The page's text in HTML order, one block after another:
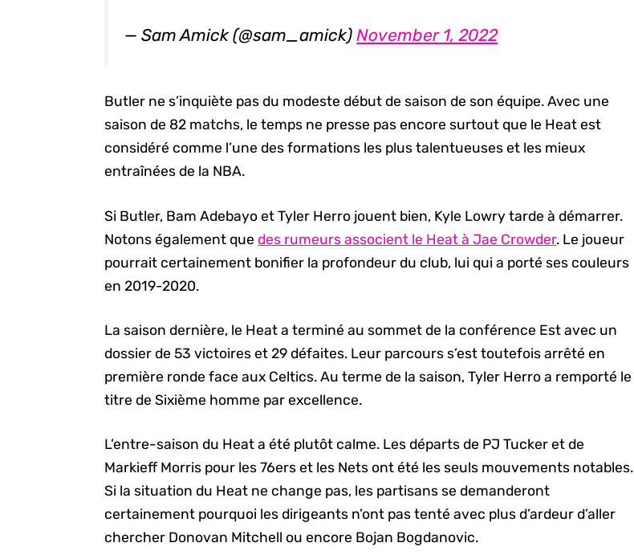
— Sam Amick (@sam_amick)November 1, 2022
Butler ne s’inquiète pas du modeste début de saison de son équipe. Avec une
saison de 82 matchs, le temps ne presse pas encore surtout que le Heat est
considéré comme l’une des formations les plus talentueuses et les mieux
entraînées de la NBA.
Si Butler, Bam Adebayo et Tyler Herro jouent bien, Kyle Lowry tarde à démarrer.
Notons également quedes rumeurs associent le Heat à Jae Crowder. Le joueur
pourrait certainement bonifier la profondeur du club, lui qui a porté ses couleurs
en 2019-2020.
La saison dernière, le Heat a terminé au sommet de la conférence Est avec un
dossier de 53 victoires et 29 défaites. Leur parcours s’est toutefois arrêté en
première ronde face aux Celtics. Au terme de la saison, Tyler Herro a remporté le
titre de Sixième homme par excellence.
L’entre-saison du Heat a été plutôt calme. Les départs de PJ Tucker et de
Markieff Morris pour les 76ers et les Nets ont été les seuls mouvements notables.
Si la situation du Heat ne change pas, les partisans se demanderont
certainement pourquoi les dirigeants n’ont pas tenté avec plus d’ardeur d’aller
chercher Donovan Mitchell ou encore Bojan Bogdanovic.